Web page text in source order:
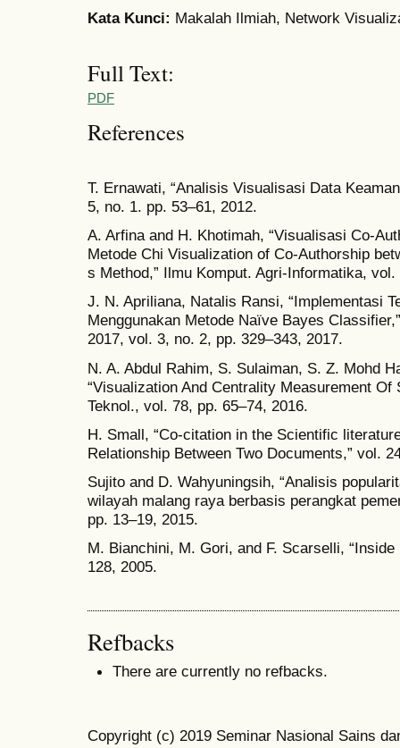
Kata Kunci: Makalah Ilmiah, Network
Full Text:
PDF
References
T. Ernawati, “Analisis Visualisasi Data
5, no. 1. pp. 53–61, 2012.
A. Arfina and H. Khotimah, “Visualisasi Co-
Metode Chi Visualization of Co-Authorship
s Method,” Ilmu Komput. Agri-Informatika,
J. N. Apriliana, Natalis Ransi, “Implementasi
Menggunakan Metode Naïve Bayes
2017, vol. 3, no. 2, pp. 329–343, 2017.
N. A. Abdul Rahim, S. Sulaiman, S. Z. Mohd
“Visualization And Centrality Measurement
Teknol., vol. 78, pp. 65–74, 2016.
H. Small, “Co-citation in the Scientific
Relationship Between Two Documents,” vol.
Sujito and D. Wahyuningsih, “Analisis
wilayah malang raya berbasis perangkat
pp. 13–19, 2015.
M. Bianchini, M. Gori, and F. Scarselli,
128, 2005.
Refbacks
There are currently no refbacks.
Copyright (c) 2019 Seminar Nasional Sains